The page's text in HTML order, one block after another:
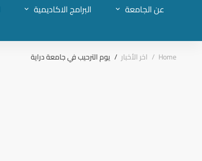
عن الجامعة البرامج الاكاديمية
Home اخر الأخبار يوم الترحيب في جامعة دراية